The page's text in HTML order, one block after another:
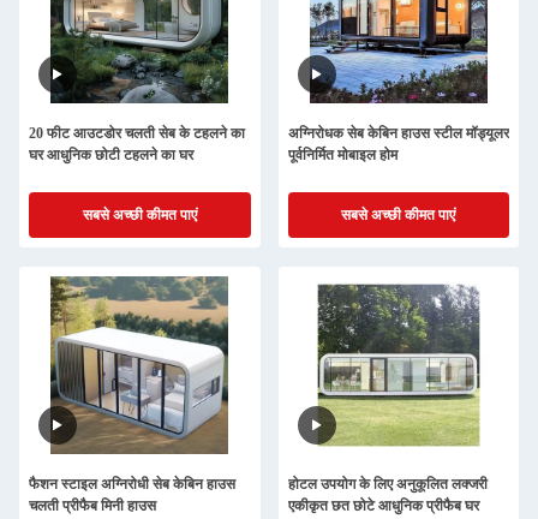
20 फीट आउटडोर चलती सेब के टहलने का
घर आधुनिक छोटी टहलने का घर
सबसे अच्छी कीमत पाएं
अग्निरोधक सेब केबिन हाउस स्टील मॉड्यूलर
पूर्वनिर्मित मोबाइल होम
सबसे अच्छी कीमत पाएं
फैशन स्टाइल अग्निरोधी सेब केबिन हाउस
चलती प्रीफैब मिनी हाउस
होटल उपयोग के लिए अनुकूलित लक्जरी
एकीकृत छत छोटे आधुनिक प्रीफैब घर